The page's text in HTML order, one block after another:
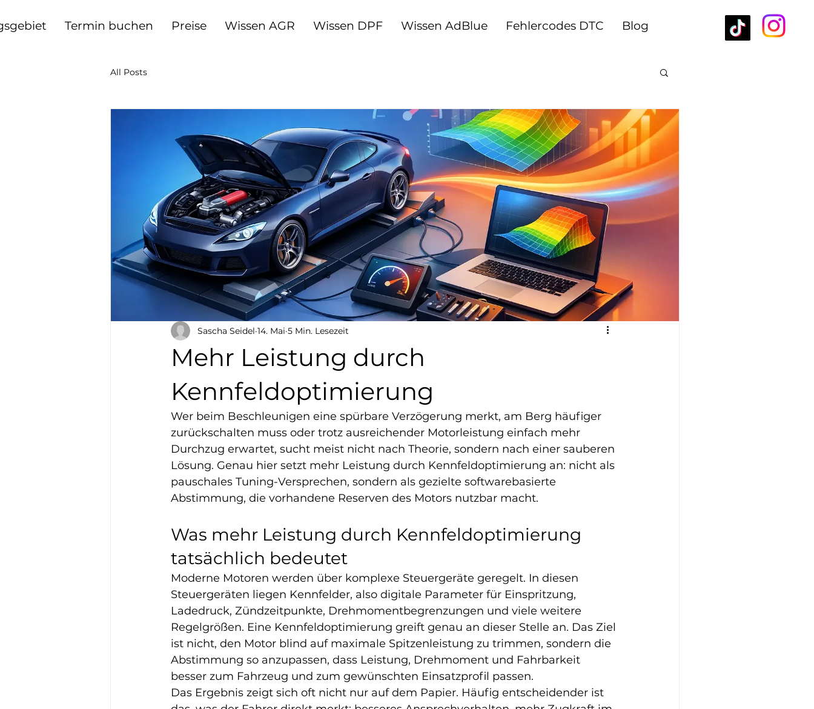
Termin buchen Preise Wissen AGR Wissen DPF Wissen AdBlue Fehlercodes DTC Blog
All Posts
Mehr Leistung durch
Kennfeldoptimierung
Sascha Seidel 14. Mai 5 Min. Lesezeit
Wer beim Beschleunigen eine spürbare Verzögerung merkt, am Berg häufiger
zurückschalten muss oder trotz ausreichender Motorleistung einfach mehr
Durchzug erwartet, sucht meist nicht nach Theorie, sondern nach einer sauberen
Lösung. Genau hier setzt mehr Leistung durch Kennfeldoptimierung an: nicht als
pauschales Tuning-Versprechen, sondern als gezielte softwarebasierte
Abstimmung, die vorhandene Reserven des Motors nutzbar macht.
Was mehr Leistung durch Kennfeldoptimierung
tatsächlich bedeutet
Moderne Motoren werden über komplexe Steuergeräte geregelt. In diesen
Steuergeräten liegen Kennfelder, also digitale Parameter für Einspritzung,
Ladedruck, Zündzeitpunkte, Drehmomentbegrenzungen und viele weitere
Regelgrößen. Eine Kennfeldoptimierung greift genau an dieser Stelle an. Das Ziel
ist nicht, den Motor blind auf maximale Spitzenleistung zu trimmen, sondern die
Abstimmung so anzupassen, dass Leistung, Drehmoment und Fahrbarkeit
besser zum Fahrzeug und zum gewünschten Einsatzprofil passen.
Das Ergebnis zeigt sich oft nicht nur auf dem Papier. Häufig entscheidender ist